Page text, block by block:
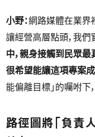
小野：網路媒體在業界
讓經營高層點頭，我們
中，親身接觸到民眾最
很希望能讓這項專案
能偏離目標」的囑咐下
路徑圖將「負責